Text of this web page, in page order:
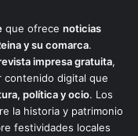
que ofrece noticias
y su comarca.
impresa gratuita,
contenido digital que
política y ocio. Los
la historia y patrimonio
festividades locales